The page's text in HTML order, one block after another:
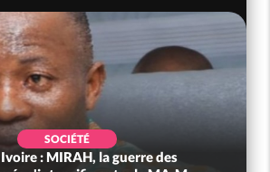
la guerre des